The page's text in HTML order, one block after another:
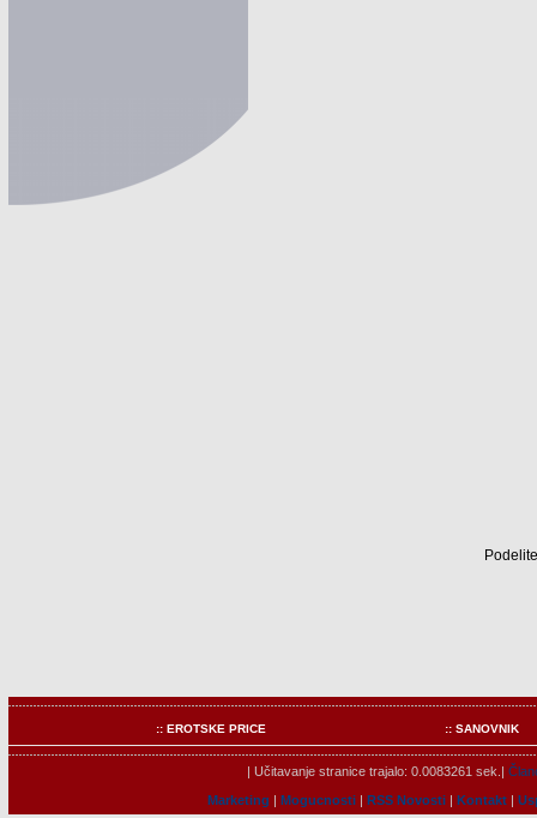
:: EROTSKE PRICE :: SANOVNIK
| Učitavanje stranice trajalo: 0.0083261 sek.|
Marketing | Mogucnosti| RSS Novosti| Kontakt|